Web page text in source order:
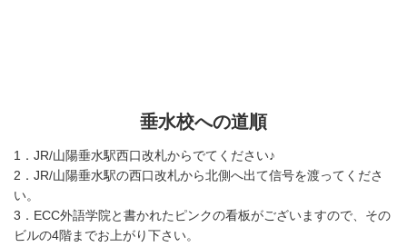
垂水校への道順
1．JR/山陽垂水駅西口改札からでてください♪
2．JR/山陽垂水駅の西口改札から北側へ出て信号を渡ってくださ
い。
3．ECC外語学院と書かれたピンクの看板がございますので、その
ビルの4階までお上がり下さい。